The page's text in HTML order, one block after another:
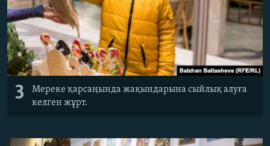
3
Мереке қарсаңында жақындарына сыйлық алуға
келген жұрт.